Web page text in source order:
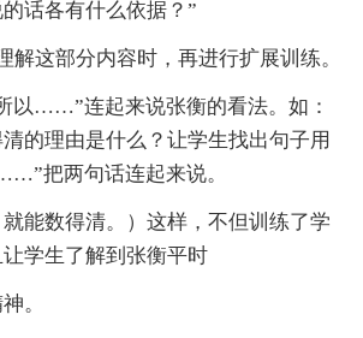
话各有什么依据？”
这部分内容时，再进行扩展训练。
连起来说张衡的看法。如：
的理由是什么？让学生找出句子用
把两句话连起来说。
数得清。）这样，不但训练了学
学生了解到张衡平时
。